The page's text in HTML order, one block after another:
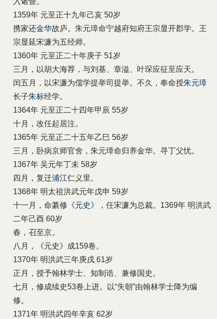
1359年 元至正十九年己亥 50岁
携家还金华故庐。朱元璋命宁越府知府王宗显开郡学。王
宗显延宋濂为五经师。
1360年 元至正二十年庚子 51岁
三月，以胡大海荐，与刘基、章溢、叶琛应征至应天。
闰五月，以宋濂为儒学提举司提举。不久，奉命授朱元璋
长子朱标经学。
1364年 元至正二十四年甲辰 55岁
十月，改任起居注。
1365年 元至正二十五年乙巳 56岁
三月，卧病京师官舍，朱元璋命归养金华。寻丁父忧。
1367年 吴元年丁未 58岁
四月，复迁浦江仁义里。
1368年 明太祖洪武元年戊申 59岁
十一月，命纂修 《元史》
，任宋濂为总裁。1369年 明洪武
二年己酉 60岁
春，召至京。
八月，《元史》成159卷。
1370年 明洪武三年庚戌 61岁
正月，授予翰林学士、知制诰、兼修国史。
七月，修成续史53卷上进。以“失朝”由翰林学士降为编
修。
1371年 明洪武四年辛亥 62岁